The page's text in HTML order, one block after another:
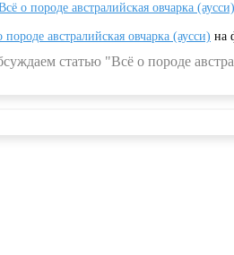
о породе австралийская овчарка (аусси)
породе австралийская овчарка (аусси) на
статью "Всё о породе